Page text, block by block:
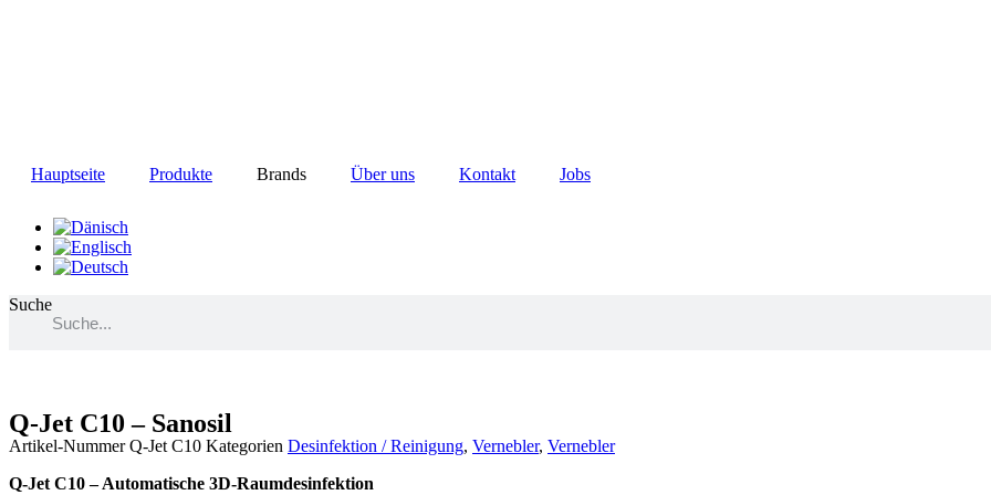
Hauptseite Produkte Brands Über uns Kontakt Jobs
Suche
Q-Jet C10 – Sanosil
Artikel-NummerQ-Jet C10 Kategorien Desinfektion / Reinigung, Vernebler, Vernebler
Q-Jet C10 – Automatische 3D-Raumdesinfektion